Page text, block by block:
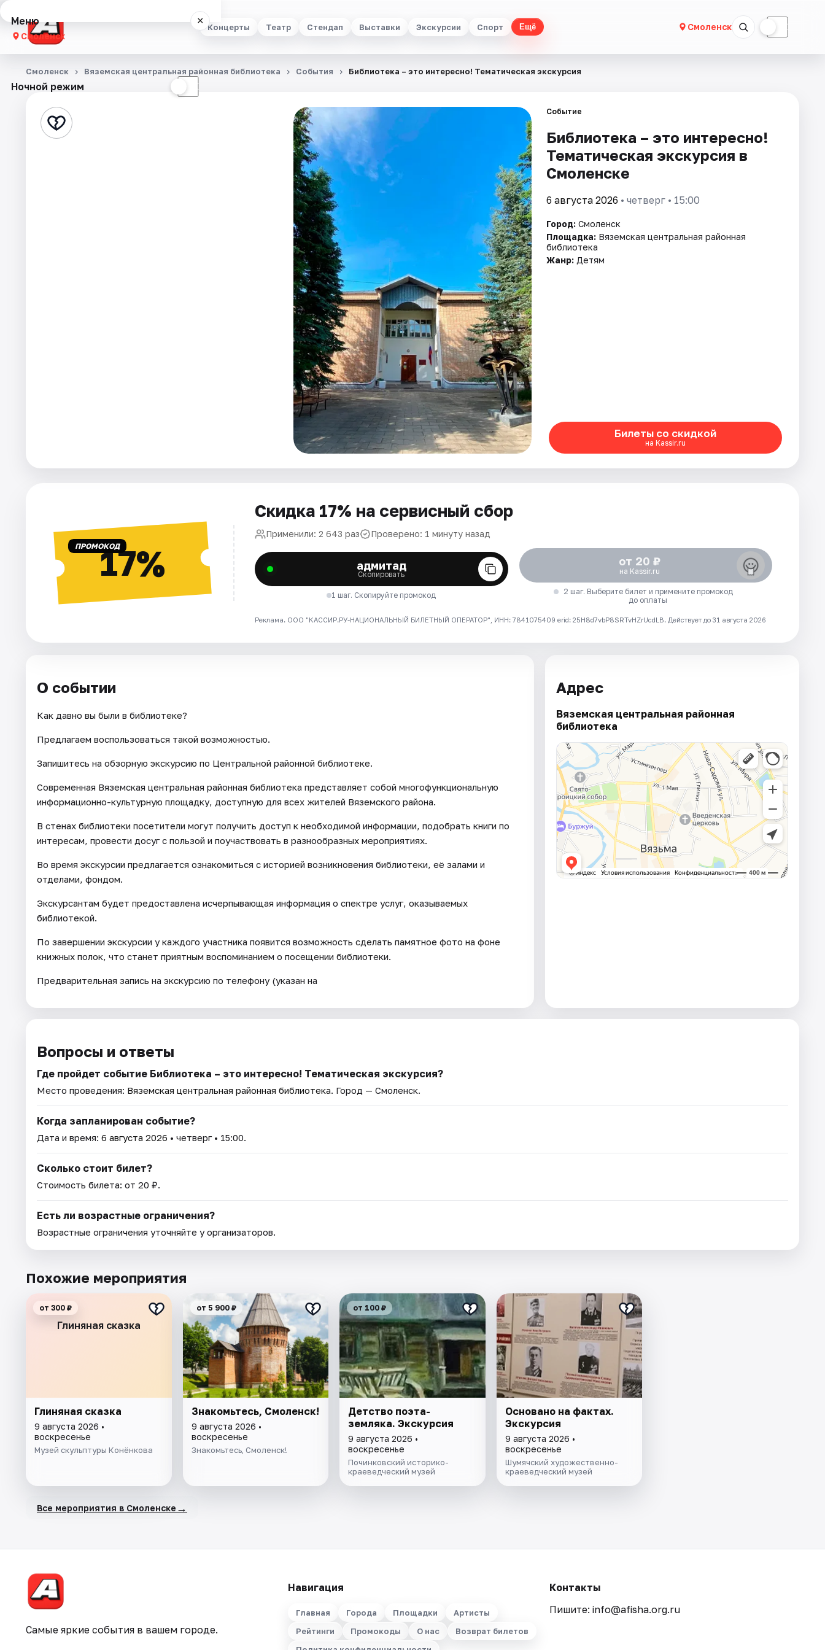
Концерты Театр Стендап Выставки Экскурсии Спорт Ещё Смоленск ☾
Меню ×
Смоленск
Концерты
Стендап
Ночной режим ☾
Смоленск Вяземская центральная районная библиотека События Библиотека – это интересно! Тематическая экскурсия
Событие
Библиотека – это интересно!
Тематическая экскурсия в
Смоленске
6 августа 2026 • четверг • 15:00
Город: Смоленск
Площадка: Вяземская центральная районная
библиотека
Жанр: Детям
Билеты со скидкой
на Kassir.ru
ПРОМОКОД17%
Скидка 17% на сервисный сбор
Применили: 2 643 раз Проверено: 1 минуту назад
адмитад
Скопировать
1 шаг. Скопируйте промокод
от 20 ₽
на Kassir.ru
2 шаг. Выберите билет и примените промокод
до оплаты
Реклама. ООО "КАССИР.РУ-НАЦИОНАЛЬНЫЙ БИЛЕТНЫЙ ОПЕРАТОР", ИНН: 7841075409 erid: 25H8d7vbP8SRTvHZrUcdLB. Действует до 31 августа 2026
О событии
Как давно вы были в библиотеке?
Предлагаем воспользоваться такой возможностью.
Запишитесь на обзорную экскурсию по Центральной районной библиотеке.
Современная Вяземская центральная районная библиотека представляет собой многофункциональную
информационно-культурную площадку, доступную для всех жителей Вяземского района.
В стенах библиотеки посетители могут получить доступ к необходимой информации, подобрать книги по
интересам, провести досуг с пользой и поучаствовать в разнообразных мероприятиях.
Во время экскурсии предлагается ознакомиться с историей возникновения библиотеки, её залами и
отделами, фондом.
Экскурсантам будет предоставлена исчерпывающая информация о спектре услуг, оказываемых
библиотекой.
По завершении экскурсии у каждого участника появится возможность сделать памятное фото на фоне
книжных полок, что станет приятным воспоминанием о посещении библиотеки.
Предварительная запись на экскурсию по телефону (указан на
Адрес
Вяземская центральная районная
библиотека
Вопросы и ответы
Где пройдет событие Библиотека – это интересно! Тематическая экскурсия?
Место проведения: Вяземская центральная районная библиотека. Город — Смоленск.
Когда запланирован событие?
Дата и время: 6 августа 2026 • четверг • 15:00.
Сколько стоит билет?
Стоимость билета: от 20 ₽.
Есть ли возрастные ограничения?
Возрастные ограничения уточняйте у организаторов.
Похожие мероприятия
Глиняная сказка
от 300 ₽
Глиняная сказка
9 августа 2026 •
воскресенье
Музей скульптуры Конёнкова
от 5 900 ₽
Знакомьтесь, Смоленск!
9 августа 2026 •
воскресенье
Знакомьтесь, Смоленск!
от 100 ₽
Детство поэта-
земляка. Экскурсия
9 августа 2026 •
воскресенье
Починковский историко-
краеведческий музей
Основано на фактах.
Экскурсия
9 августа 2026 •
воскресенье
Шумячский художественно-
краеведческий музей
Все мероприятия в Смоленске →
Самые яркие события в вашем городе.
Навигация
Главная Города Площадки
Артисты
Рейтинги
Промокоды О нас
Возврат билетов
Контакты
Пишите: info@afisha.org.ru